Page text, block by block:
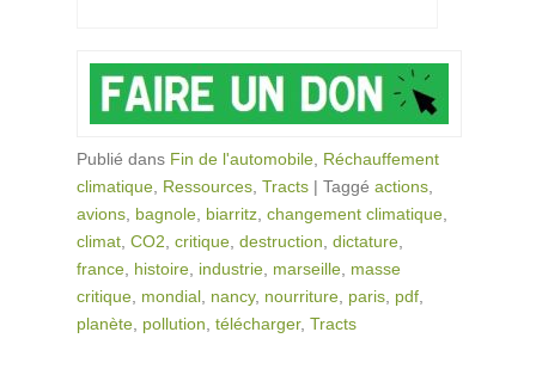
Publié dans Fin de l'automobile Réchauffement
climatique Ressources Tracts | Taggé actions
avions bagnole biarritz changement climatique
climat CO2 critique destruction dictature
france histoire industrie marseille masse
critique mondial nancy, nourriture paris pdf
planète pollution télécharger, Tracts